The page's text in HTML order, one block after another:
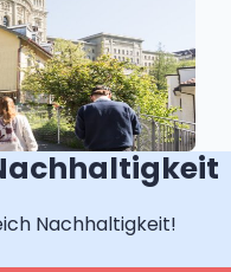
Nachhaltigkeit!